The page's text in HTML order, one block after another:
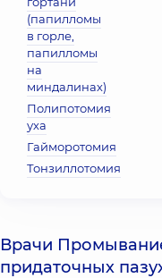
(папилломы
в горле,
папилломы
на
миндалинах)
Полипотомия
уха
Гайморотомия
Тонзиллотомия
Врачи
придаточных